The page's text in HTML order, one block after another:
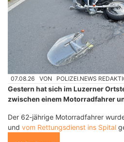
07.08.26 VON POLIZEI.NEWS
Gestern hat sich im Luzerner
zwischen einem Motorradfahrer
Der 62-jährige Motorradfahrer
und vom Rettungsdienst ins Spital